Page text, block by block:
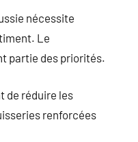
nécessite
Le
partie des priorités.
de réduire les
renforcées